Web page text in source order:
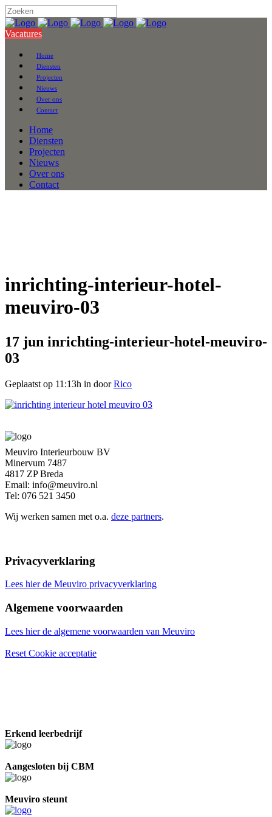
Vacatures
Home
Diensten
Projecten
Nieuws
Over ons
Contact
Home
Diensten
Projecten
Nieuws
Over ons
Contact
inrichting-interieur-hotel-
meuviro-03
17 jun inrichting-interieur-hotel-meuviro-
03
Geplaatst op 11:13h in doorRico
Meuviro Interieurbouw BV
Minervum 7487
4817 ZP Breda
Email: info@meuviro.nl
Tel: 076 521 3450
Wij werken samen met o.a. deze partners.
Privacyverklaring
Lees hier de Meuviro privacyverklaring
Algemene voorwaarden
Lees hier de algemene voorwaarden van Meuviro
Reset Cookie acceptatie
Erkend leerbedrijf
Aangesloten bij CBM
Meuviro steunt